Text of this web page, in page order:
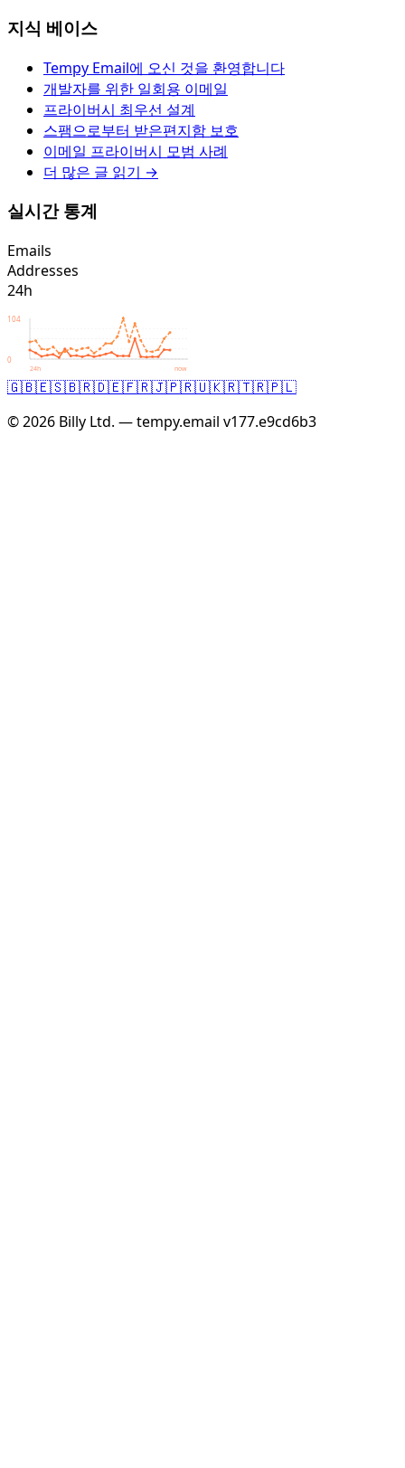
지식 베이스
Tempy Email에 오신 것을 환영합니다
개발자를 위한 일회용 이메일
프라이버시 최우선 설계
스팸으로부터 받은편지함 보호
이메일 프라이버시 모범 사례
더 많은 글 읽기 →
실시간 통계
Emails
Addresses
24h
104
0
24h now
🇬🇧🇪🇸🇧🇷🇩🇪🇫🇷🇯🇵🇷🇺🇰🇷🇹🇷🇵🇱
© 2026 Billy Ltd. — tempy.email v177.e9cd6b3